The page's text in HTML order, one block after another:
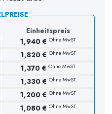
Einheitspreis
1,940 € Ohne MwST
1,820 € Ohne MwST
1,370 € Ohne MwST
1,330 € Ohne MwST
1,200 € Ohne MwST
1,080 € Ohne MwST